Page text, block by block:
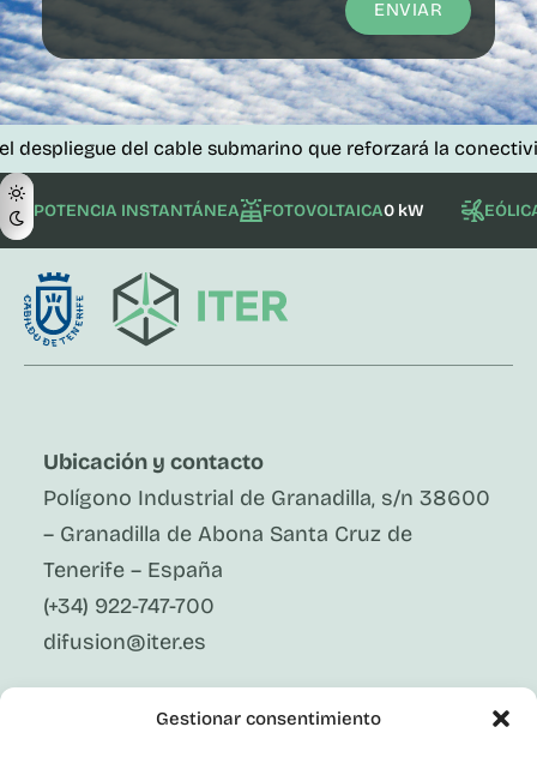
Gestionar consentimiento
ENVIAR
del cable submarino que reforzará la conectividad
POTENCIA INSTANTÁNEA FOTOVOLTAICA0 kW
Ubicación y contacto
Polígono Industrial de Granadilla, s/n 38600
– Granadilla de Abona Santa Cruz de
Tenerife – España
(+34) 922-747-700
difusion@iter.es
Síguenos En Redes Sociales